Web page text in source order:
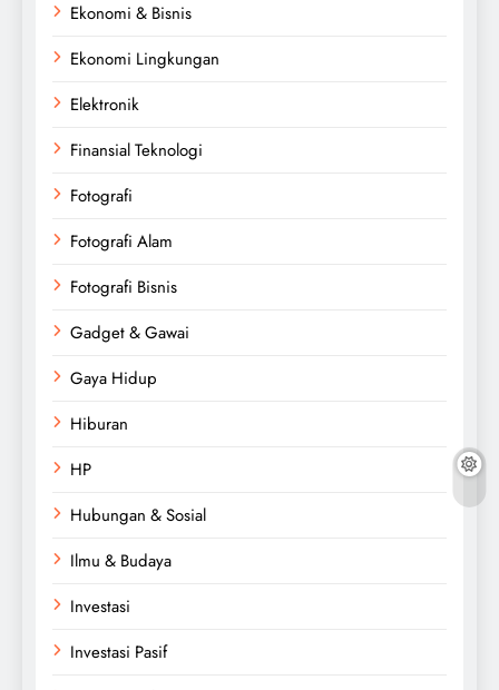
Ekonomi & Bisnis
Ekonomi Lingkungan
Elektronik
Finansial Teknologi
Fotografi
Fotografi Alam
Fotografi Bisnis
Gadget & Gawai
Gaya Hidup
Hiburan
HP
Hubungan & Sosial
Ilmu & Budaya
Investasi
Investasi Pasif